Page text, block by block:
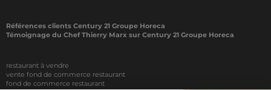
Références clients Century 21 Groupe Horeca
Témoignage du Chef Thierry Marx sur Century 21 Groupe Horeca
restaurant à vendre
vente fond de commerce restaurant
fond de commerce restaurant